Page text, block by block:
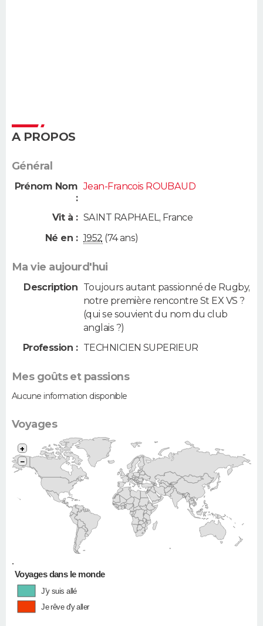
A PROPOS
Général
Prénom Nom
:
Jean-Francois ROUBAUD
Vit à : SAINT RAPHAEL, France
Né en : 1952 (74 ans)
Ma vie aujourd'hui
Description Toujours autant passionné de Rugby,
notre première rencontre St EX VS ?
(qui se souvient du nom du club
anglais ?)
Profession : TECHNICIEN SUPERIEUR
Mes goûts et passions
Aucune information disponible
Voyages
•
+
−
Voyages dans le monde
J'y suis allé
Je rêve d'y aller